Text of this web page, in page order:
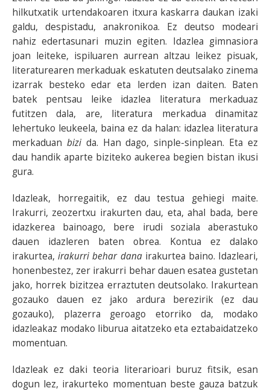
hilkutxatik urtendakoaren itxura kaskarra daukan izaki
galdu, despistadu, anakronikoa. Ez deutso modeari
nahiz edertasunari muzin egiten. Idazlea gimnasiora
joan leiteke, ispiluaren aurrean altzau leikez pisuak,
literaturearen merkaduak eskatuten deutsalako zinema
izarrak besteko edar eta lerden izan daiten. Baten
batek pentsau leike idazlea literatura merkaduaz
futitzen dala, are, literatura merkadua dinamitaz
lehertuko leukeela, baina ez da halan: idazlea literatura
merkaduan bizi da. Han dago, sinple-sinplean. Eta ez
dau handik aparte biziteko aukerea begien bistan ikusi
gura.
Idazleak, horregaitik, ez dau testua gehiegi maite.
Irakurri, zeozertxu irakurten dau, eta, ahal bada, bere
idazkerea bainoago, bere irudi soziala aberastuko
dauen idazleren baten obrea. Kontua ez dalako
irakurtea,irakurri behar danairakurtea baino. Idazleari,
honenbestez, zer irakurri behar dauen esatea gustetan
jako, horrek bizitzea erraztuten deutsolako. Irakurtean
gozauko dauen ez jako ardura berezirik (ez dau
gozauko), plazerra geroago etorriko da, modako
idazleakaz modako liburua aitatzeko eta eztabaidatzeko
momentuan.
Idazleak ez daki teoria literarioari buruz fitsik, esan
dogun lez, irakurteko momentuan beste gauza batzuk